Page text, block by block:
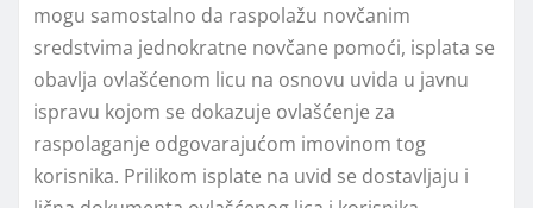
mogu samostalno da raspolažu novčanim
sredstvima jednokratne novčane pomoći, isplata se
obavlja ovlašćenom licu na osnovu uvida u javnu
ispravu kojom se dokazuje ovlašćenje za
raspolaganje odgovarajućom imovinom tog
korisnika. Prilikom isplate na uvid se dostavljaju i